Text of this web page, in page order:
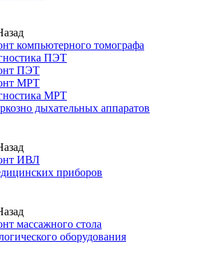
компьютерного томографа
ПЭТ
ПЭТ
МРТ
МРТ
дыхательных аппаратов
ИВЛ
приборов
массажного стола
оборудования